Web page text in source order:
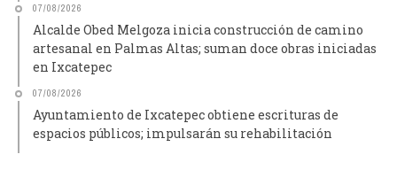
07/08/2026
Alcalde Obed Melgoza inicia construcción de camino
artesanal en Palmas Altas; suman doce obras iniciadas
en Ixcatepec
07/08/2026
Ayuntamiento de Ixcatepec obtiene escrituras de
espacios públicos; impulsarán su rehabilitación